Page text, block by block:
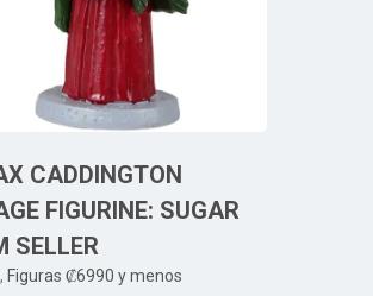
CADDINGTON
FIGURINE: SUGAR
SELLER
, Figuras ₡6990 y menos